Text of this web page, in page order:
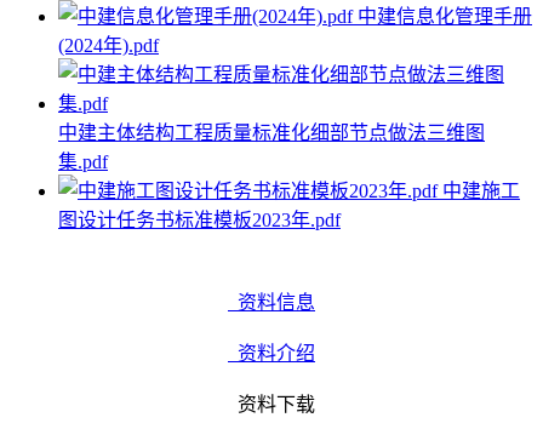
中建信息化管理手册
(2024年).pdf
中建主体结构工程质量标准化细部节点做法三维图
集.pdf
中建施工
图设计任务书标准模板2023年.pdf
资料信息
资料介绍
资料下载